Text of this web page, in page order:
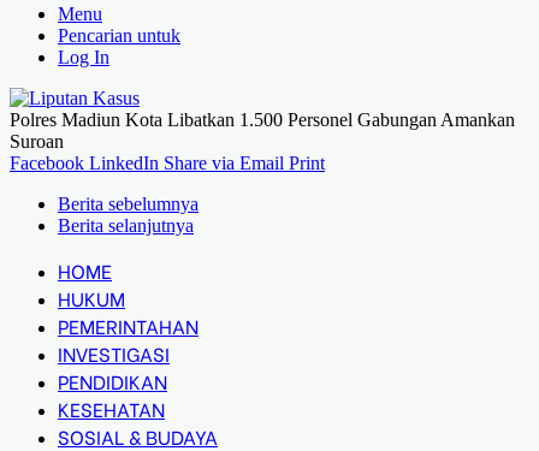
Menu
Pencarian untuk
Log In
Polres Madiun Kota Libatkan 1.500 Personel Gabungan Amankan
Suroan
Facebook LinkedIn Share via Email Print
Berita sebelumnya
Berita selanjutnya
HOME
HUKUM
PEMERINTAHAN
INVESTIGASI
PENDIDIKAN
KESEHATAN
SOSIAL & BUDAYA